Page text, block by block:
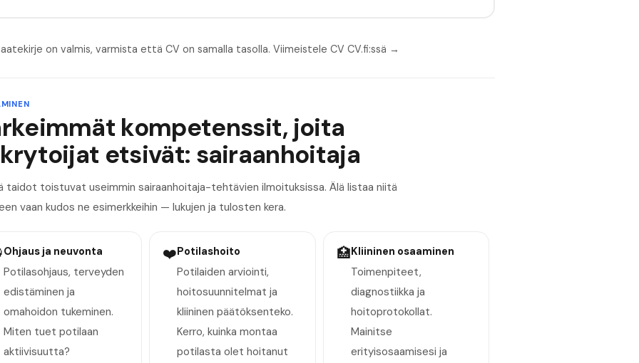
on valmis, varmista että CV on samalla tasolla. Viimeistele CV CV.fi:ssä →
kompetenssit, joita
etsivät: sairaanhoitaja
taidot toistuvat useimmin sairaanhoitaja-tehtävien ilmoituksissa. Älä listaa niitä
vaan kudos ne esimerkkeihin — lukujen ja tulosten kera.
Ohjaus ja neuvonta
Potilasohjaus, terveyden
edistäminen ja
omahoidon tukeminen.
Miten tuet potilaan
aktiivisuutta?
❤️Potilashoito
Potilaiden arviointi,
hoitosuunnitelmat ja
kliininen päätöksenteko.
Kerro, kuinka montaa
potilasta olet hoitanut
🏥Kliininen osaaminen
Toimenpiteet,
diagnostiikka ja
hoitoprotokollat.
Mainitse
erityisosaamisesi ja